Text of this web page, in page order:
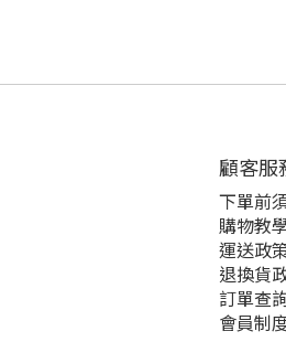
顧客服
下單前
購物教
運送政
退換貨
訂單查
會員制